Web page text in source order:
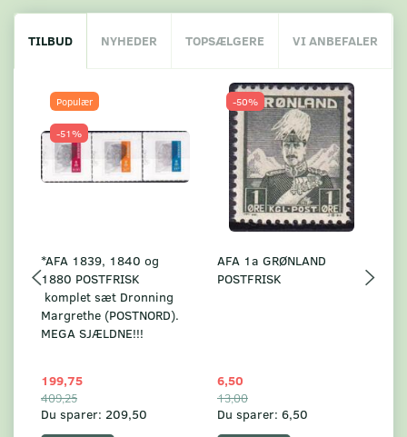
TILBUD NYHEDER TOPSÆLGERE VI ANBEFALER
Populær
-51%
*AFA 1839, 1840 og
1880 POSTFRISK
komplet sæt Dronning
Margrethe (POSTNORD).
MEGA SJÆLDNE!!!
199,75
409,25
Du sparer: 209,50
-50%
AFA 1a GRØNLAND
POSTFRISK
6,50
13,00
Du sparer: 6,50